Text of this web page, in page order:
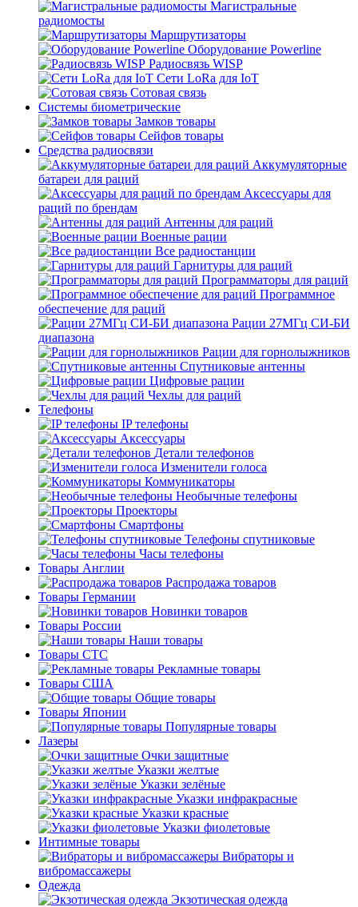
Магистральные
радиомосты
Маршрутизаторы
Оборудование Powerline
Радиосвязь WISP
Сети LoRa для IoT
Сотовая связь
Системы биометрические
Замков товары
Сейфов товары
Средства радиосвязи
Аккумуляторные
батареи для раций
Аксессуары для
раций по брендам
Антенны для раций
Военные рации
Все радиостанции
Гарнитуры для раций
Программаторы для раций
Программное
обеспечение для раций
Рации 27МГц СИ-БИ
диапазона
Рации для горнолыжников
Спутниковые антенны
Цифровые рации
Чехлы для раций
Телефоны
IP телефоны
Аксессуары
Детали телефонов
Изменители голоса
Коммуникаторы
Необычные телефоны
Проекторы
Смартфоны
Телефоны спутниковые
Часы телефоны
Товары Англии
Распродажа товаров
Товары Германии
Новинки товаров
Товары России
Наши товары
Товары СТС
Рекламные товары
Товары США
Общие товары
Товары Японии
Популярные товары
Лазеры
Очки защитные
Указки желтые
Указки зелёные
Указки инфракрасные
Указки красные
Указки фиолетовые
Интимные товары
Вибраторы и
вибромассажеры
Одежда
Экзотическая одежда